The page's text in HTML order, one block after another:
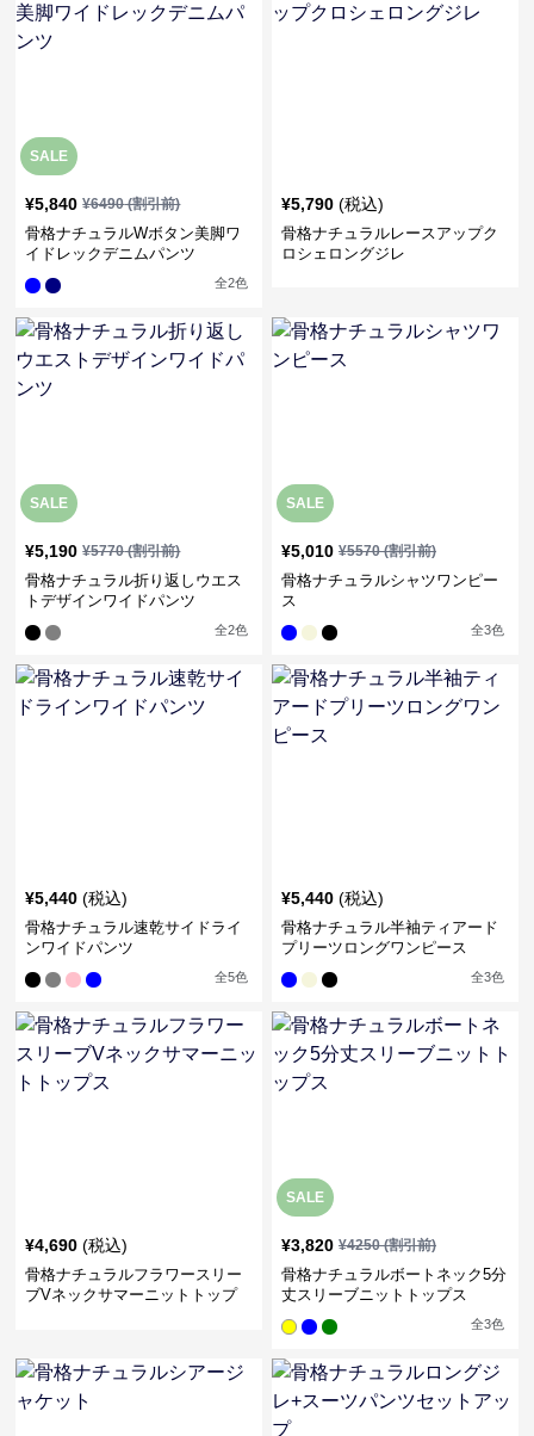
SALE
¥5,840 ¥6490(割引前)
骨格ナチュラルWボタン美脚ワ
イドレックデニムパンツ
全2色
¥5,790 (税込)
骨格ナチュラルレースアップク
ロシェロングジレ
SALE
¥5,190 ¥5770(割引前)
骨格ナチュラル折り返しウエス
トデザインワイドパンツ
全2色
SALE
¥5,010 ¥5570(割引前)
骨格ナチュラルシャツワンピー
ス
全3色
¥5,440 (税込)
骨格ナチュラル速乾サイドライ
ンワイドパンツ
全5色
¥5,440 (税込)
骨格ナチュラル半袖ティアード
プリーツロングワンピース
全3色
¥4,690 (税込)
骨格ナチュラルフラワースリー
ブVネックサマーニットトップ
SALE
¥3,820 ¥4250(割引前)
骨格ナチュラルボートネック5分
丈スリーブニットトップス
全3色